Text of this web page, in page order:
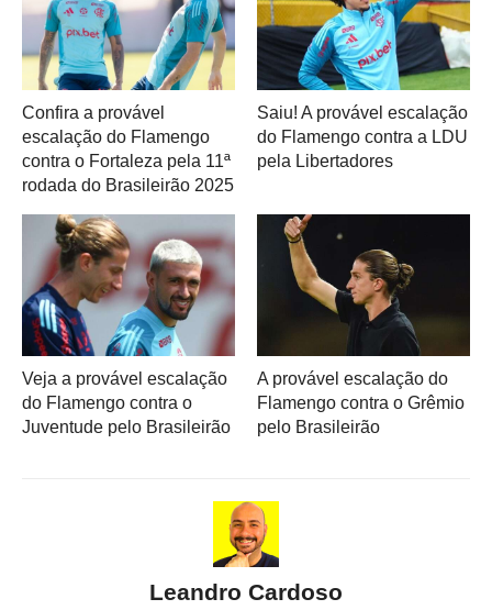
Confira a provável
escalação do Flamengo
contra o Fortaleza pela 11ª
rodada do Brasileirão 2025
Saiu! A provável escalação
do Flamengo contra a LDU
pela Libertadores
Veja a provável escalação
do Flamengo contra o
Juventude pelo Brasileirão
A provável escalação do
Flamengo contra o Grêmio
pelo Brasileirão
Leandro Cardoso